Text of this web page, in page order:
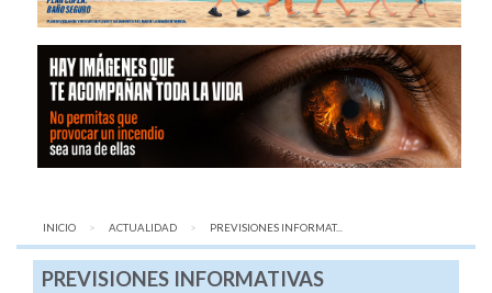
INICIO ACTUALIDAD AQUÍ:
PREVISIONES INFORMAT...
PREVISIONES INFORMATIVAS